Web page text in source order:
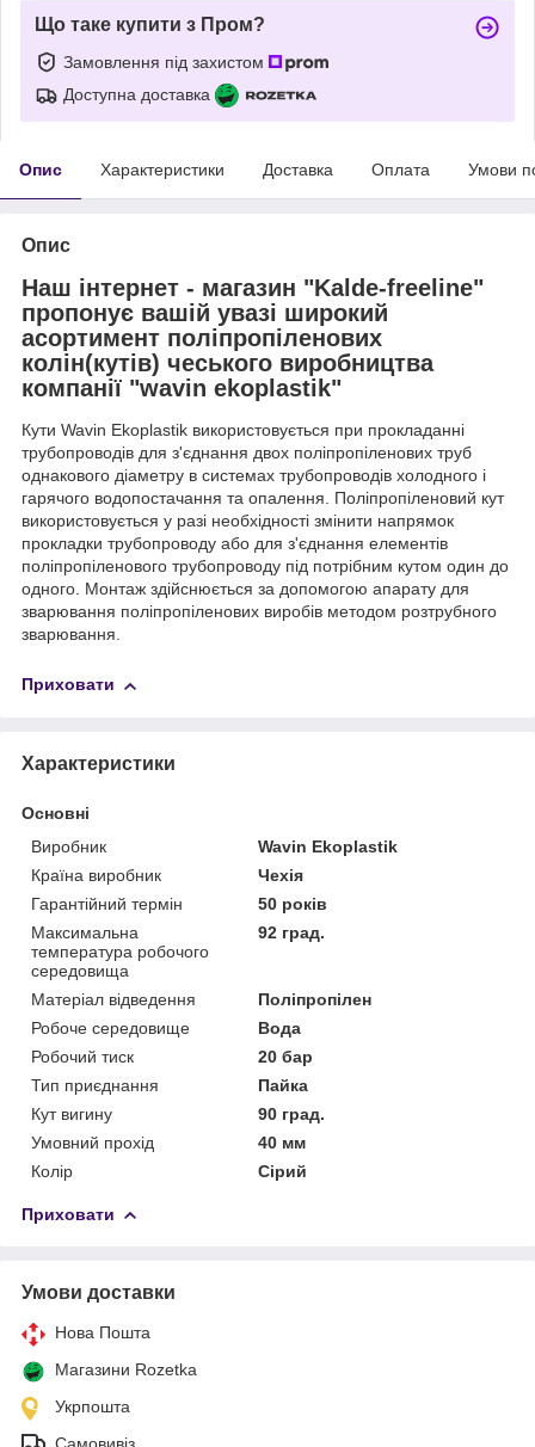
Що таке купити з Пром?
Замовлення під захистом
Доступна доставка
Опис Характеристики Доставка Оплата Умови
Опис
Наш інтернет - магазин "Kalde-freeline"
пропонує вашій увазі широкий
асортимент поліпропіленових
колін(кутів) чеського виробництва
компанії "wavin ekoplastik"
Кути Wavin Ekoplastik використовується при прокладанні
трубопроводів для з'єднання двох поліпропіленових труб
однакового діаметру в системах трубопроводів холодного і
гарячого водопостачання та опалення. Поліпропіленовий кут
використовується у разі необхідності змінити напрямок
прокладки трубопроводу або для з'єднання елементів
поліпропіленового трубопроводу під потрібним кутом один до
одного. Монтаж здійснюється за допомогою апарату для
зварювання поліпропіленових виробів методом розтрубного
зварювання.
Приховати
Характеристики
Основні
Виробник
Wavin Ekoplastik
Країна виробник
Чехія
Гарантійний термін
50 років
Максимальна
температура робочого
середовища
92 град.
Матеріал відведення
Поліпропілен
Робоче середовище
Вода
Робочий тиск
20 бар
Тип приєднання
Пайка
Кут вигину
90 град.
Умовний прохід
40 мм
Колір
Сірий
Приховати
Умови доставки
Нова Пошта
Магазини Rozetka
Укрпошта
Самовивіз